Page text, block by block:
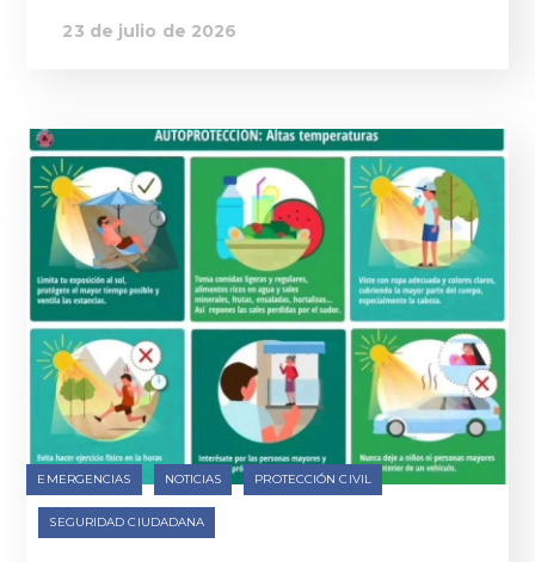
23 de julio de 2026
EMERGENCIAS NOTICIAS PROTECCIÓN CIVIL
SEGURIDAD CIUDADANA